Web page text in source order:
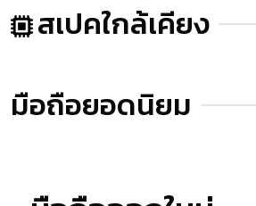
สเปคใกล้เคียง
มือถือยอดนิยม